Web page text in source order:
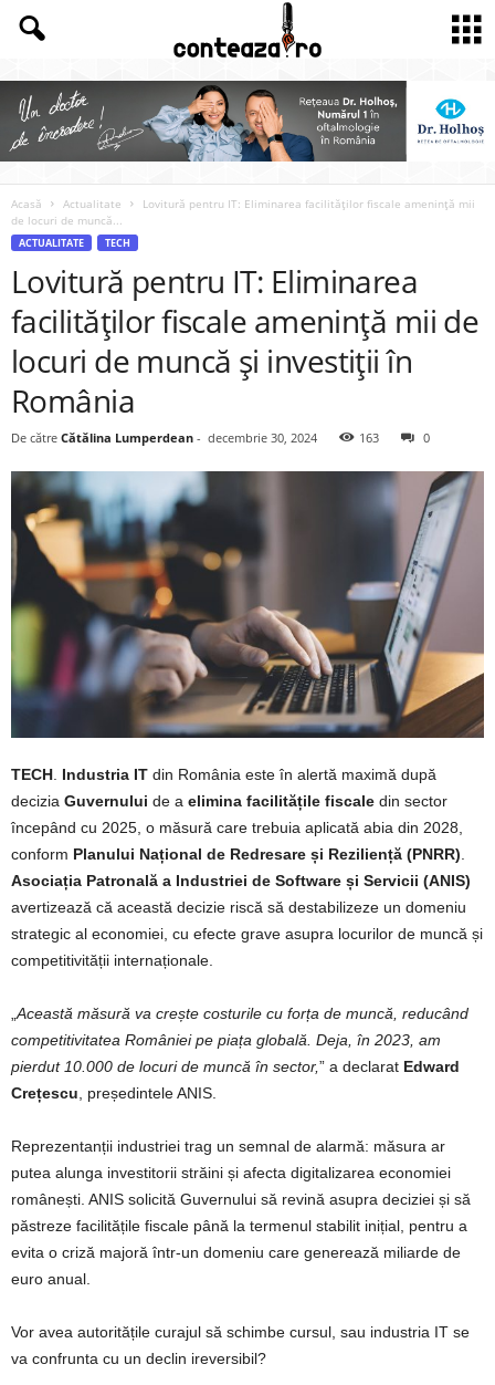
Acasă Actualitate
Lovitură pentru IT: Eliminarea facilităților fiscale amenință mii
de locuri de muncă...
ACTUALITATE TECH
Lovitură pentru IT: Eliminarea
facilităților fiscale amenință mii de
locuri de muncă și investiții în
România
De către Cătălina Lumperdean - decembrie 30, 2024 163 0
TECH Industria IT din România este în alertă maximă după
decizia Guvernului de a elimina facilitățile fiscale din sector
începând cu 2025, o măsură care trebuia aplicată abia din 2028,
conform Planului Național de Redresare și Reziliență (PNRR)
Asociația Patronală a Industriei de Software și Servicii (ANIS)
avertizează că această decizie riscă să destabilizeze un domeniu
strategic al economiei, cu efecte grave asupra locurilor de muncă și
competitivității internaționale.
Această măsură va crește costurile cu forța de muncă, reducând
competitivitatea României pe piața globală. Deja, în 2023, am
pierdut 10.000 de locuri de muncă în sector,” a declarat Edward
Crețescu , președintele ANIS.
Reprezentanții industriei trag un semnal de alarmă: măsura ar
putea alunga investitorii străini și afecta digitalizarea economiei
românești. ANIS solicită Guvernului să revină asupra deciziei și să
păstreze facilitățile fiscale până la termenul stabilit inițial, pentru a
evita o criză majoră într-un domeniu care generează miliarde de
euro anual.
Vor avea autoritățile curajul să schimbe cursul, sau industria IT se
va confrunta cu un declin ireversibil?